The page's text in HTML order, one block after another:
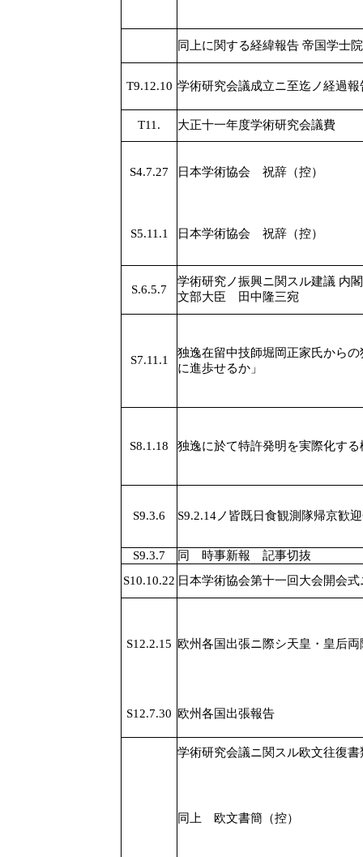
同上に関する経緯報告 帝国学士
T9.12.10 学術研究会議成立ニ至迄ノ経過
T11. 大正十一年度学術研究会議費
S4.7.27 日本学術協会 祝辞（控）
S5.11.1 日本学術協会 祝辞（控）
S.6.5.7
学術研究ノ振興ニ関スル建議 内
文部大臣 田中隆三宛
S7.11.1
独逸在留中技師堀岡正家氏から
に進歩せるか」
S8.1.18 独逸に於て特許発明を実際化す
S9.3.6 S9.2.14ノ皆既日食観測隊帰京歓
S9.3.7
同 時事新報 記事切抜
S10.10.22 日本学術協会第十一回大会開会
S12.2.15 欧州各国出張ニ際シ天皇・皇后
S12.7.30 欧州各国出張報告
学術研究会議ニ関スル欧文往復書
同上 欧文書簡（控）